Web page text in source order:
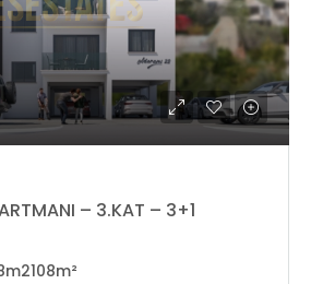
– 3.KAT – 3+1
108m²